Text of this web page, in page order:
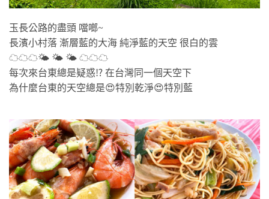
玉長公路的盡頭 噹啷~
長濱小村落 漸層藍的大海 純淨藍的天空 很白的雲
☁☁☁🌤 🌤 🌤 ☁☁☁
每次來台東總是疑惑⁉ 在台灣同一個天空下
為什麼台東的天空總是😍特別乾淨😍特別藍